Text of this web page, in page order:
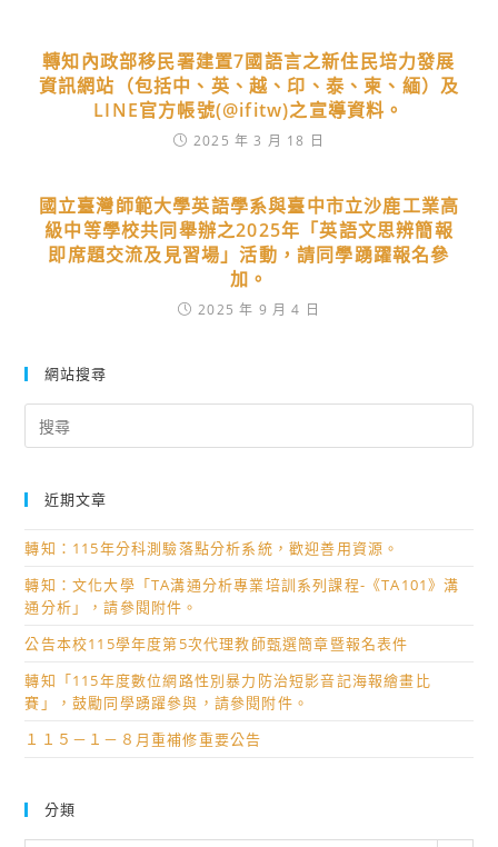
轉知內政部移民署建置7國語言之新住民培力發展
資訊網站（包括中、英、越、印、泰、柬、緬）及
LINE官方帳號(@ifitw)之宣導資料。
2025 年 3 月 18 日
國立臺灣師範大學英語學系與臺中市立沙鹿工業高
級中等學校共同舉辦之2025年「英語文思辨簡報
即席題交流及見習場」活動，請同學踴躍報名參
加。
2025 年 9 月 4 日
網站搜尋
for:
近期文章
轉知：115年分科測驗落點分析系統，歡迎善用資源。
轉知：文化大學「TA溝通分析專業培訓系列課程-《TA101》溝
通分析」，請參閱附件。
公告本校115學年度第5次代理教師甄選簡章暨報名表件
轉知「115年度數位網路性別暴力防治短影音記海報繪畫比
賽」，鼓勵同學踴躍參與，請參閱附件。
１１５－１－８月重補修重要公告
分類